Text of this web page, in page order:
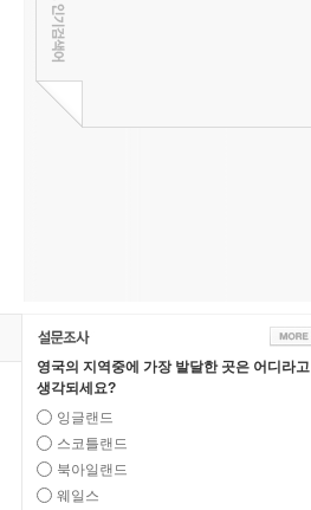
영국의 지역중에 가장 발달한 곳은 어디라고
생각되세요?
잉글랜드
스코틀랜드
북아일랜드
웨일스